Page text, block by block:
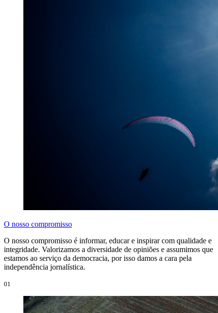
O nosso compromisso
O nosso compromisso é informar, educar e inspirar com qualidade e
integridade. Valorizamos a diversidade de opiniões e assumimos que
estamos ao serviço da democracia, por isso damos a cara pela
independência jornalística.
01